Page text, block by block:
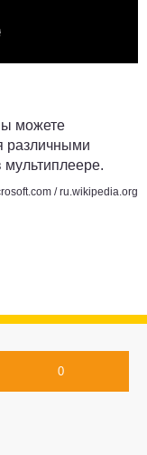
можете
различными
/ ru.wikipedia.org
0